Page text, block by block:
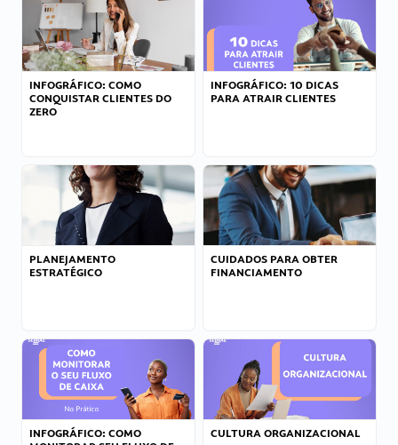
INFOGRÁFICO: COMO
CONQUISTAR CLIENTES DO
ZERO
INFOGRÁFICO: 10 DICAS
PARA ATRAIR CLIENTES
PLANEJAMENTO
ESTRATÉGICO
CUIDADOS PARA OBTER
FINANCIAMENTO
INFOGRÁFICO: COMO
CULTURA ORGANIZACIONAL